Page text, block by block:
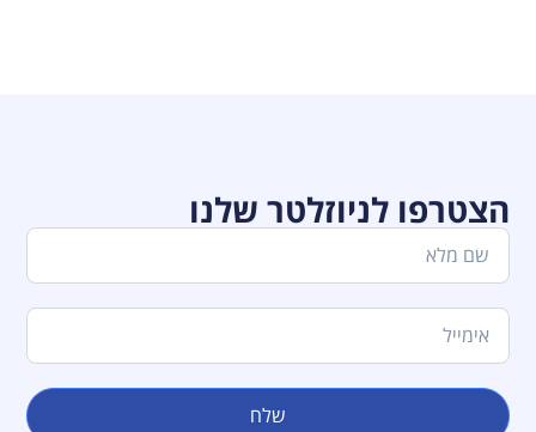
הצטרפו לניוזלטר שלנו
שלח